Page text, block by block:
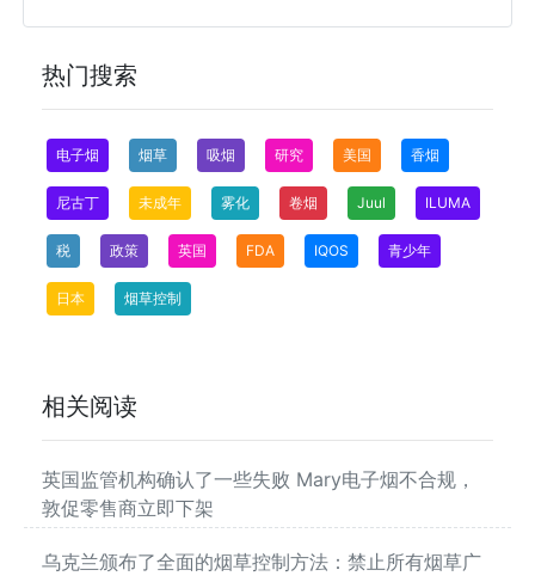
热门搜索
电子烟 烟草 吸烟 研究 美国 香烟
尼古丁 未成年 雾化 卷烟 Juul ILUMA
税 政策 英国 FDA IQOS 青少年
日本 烟草控制
相关阅读
英国监管机构确认了一些失败 Mary电子烟不合规，
敦促零售商立即下架
乌克兰颁布了全面的烟草控制方法：禁止所有烟草广